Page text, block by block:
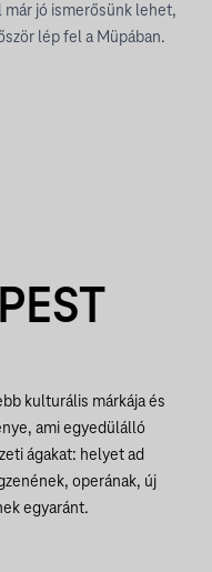
jó ismerősünk lehet,
lép fel a Müpában.
kulturális márkája és
ami egyedülálló
ágakat: helyet ad
operának, új
egyaránt.